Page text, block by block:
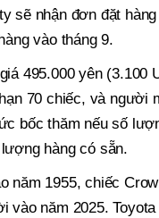
sẽ nhận đơn đặt
vào tháng 9.
495.000 yên (3.100
70 chiếc, và người
bốc thăm nếu số
hàng có sẵn.
năm 1955, chiếc
vào năm 2025.